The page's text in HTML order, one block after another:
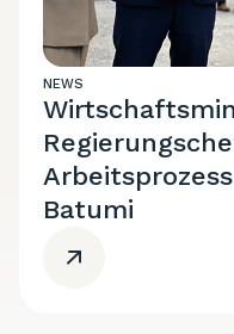
NEWS
Batumi